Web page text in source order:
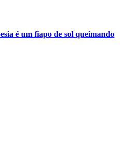
é um fiapo de sol queimando